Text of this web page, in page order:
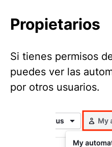
Propietarios
Si tienes permisos
puedes ver las
por otros usuarios.